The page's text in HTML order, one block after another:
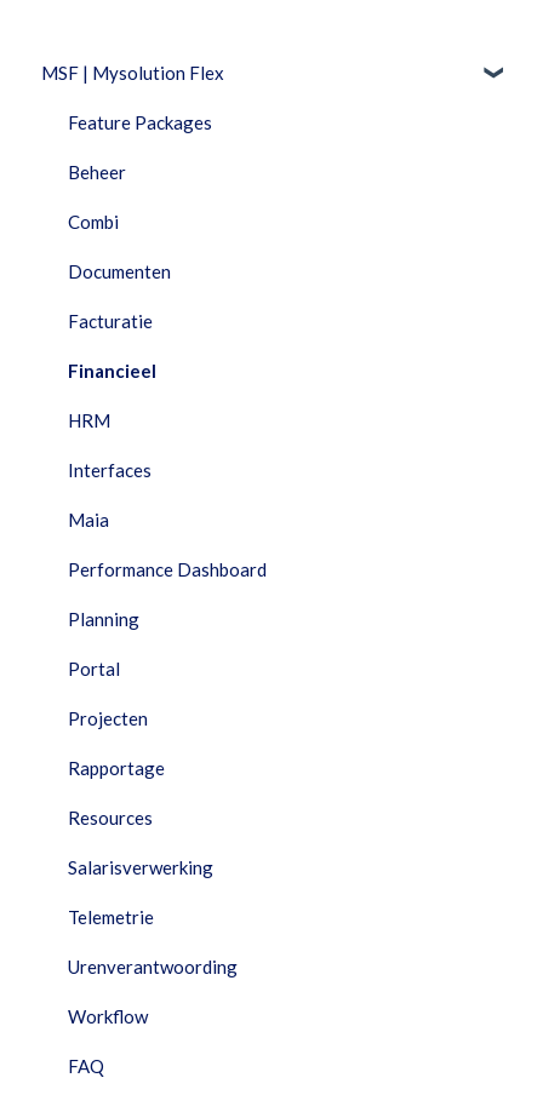
MSF | Mysolution Flex
Feature Packages
Beheer
Combi
Documenten
Facturatie
Financieel
HRM
Interfaces
Maia
Performance Dashboard
Planning
Portal
Projecten
Rapportage
Resources
Salarisverwerking
Telemetrie
Urenverantwoording
Workflow
FAQ